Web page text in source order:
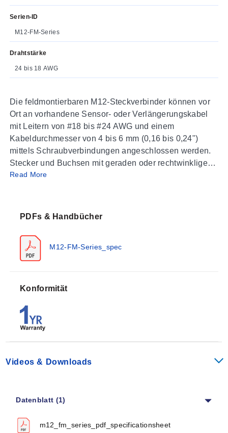
Serien-ID
M12-FM-Series
Drahtstärke
24 bis 18 AWG
Die feldmontierbaren M12-Steckverbinder können vor
Ort an vorhandene Sensor- oder Verlängerungskabel
mit Leitern von #18 bis #24 AWG und einem
Kabeldurchmesser von 4 bis 6 mm (0,16 bis 0,24")
mittels Schraubverbindungen angeschlossen werden.
Stecker und Buchsen mit geraden oder rechtwinkligen
Anschlussarten bieten eine breite Auswahl an
Read More
PDFs & Handbücher
M12-FM-Series_spec
Konformität
Videos & Downloads
Datenblatt (1)
m12_fm_series_pdf_specificationsheet